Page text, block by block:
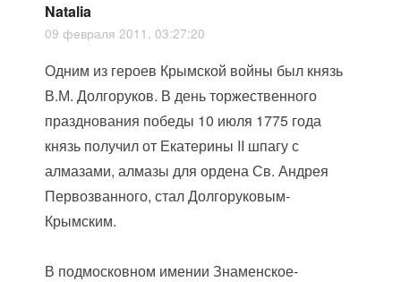
Natalia
09 февраля 2011, 03:27:20
Одним из героев Крымской войны был князь
В.М. Долгоруков. В день торжественного
празднования победы 10 июля 1775 года
князь получил от Екатерины II шпагу с
алмазами, алмазы для ордена Св. Андрея
Первозванного, стал Долгоруковым-
Крымским.
В подмосковном имении Знаменское-